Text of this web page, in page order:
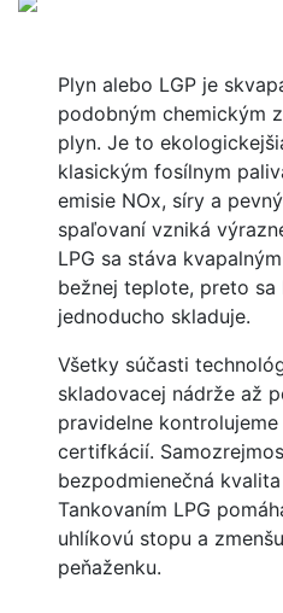
Plyn alebo LGP je
podobným chemickým
plyn. Je to
klasickým fosílnym
emisie NOx, síry a
spaľovaní vzniká
LPG sa stáva
bežnej teplote, preto sa
jednoducho skladuje.
Všetky súčasti
skladovacej nádrže až
pravidelne
certifkácií.
bezpodmienečná
Tankovaním LPG
uhlíkovú stopu a
peňaženku.